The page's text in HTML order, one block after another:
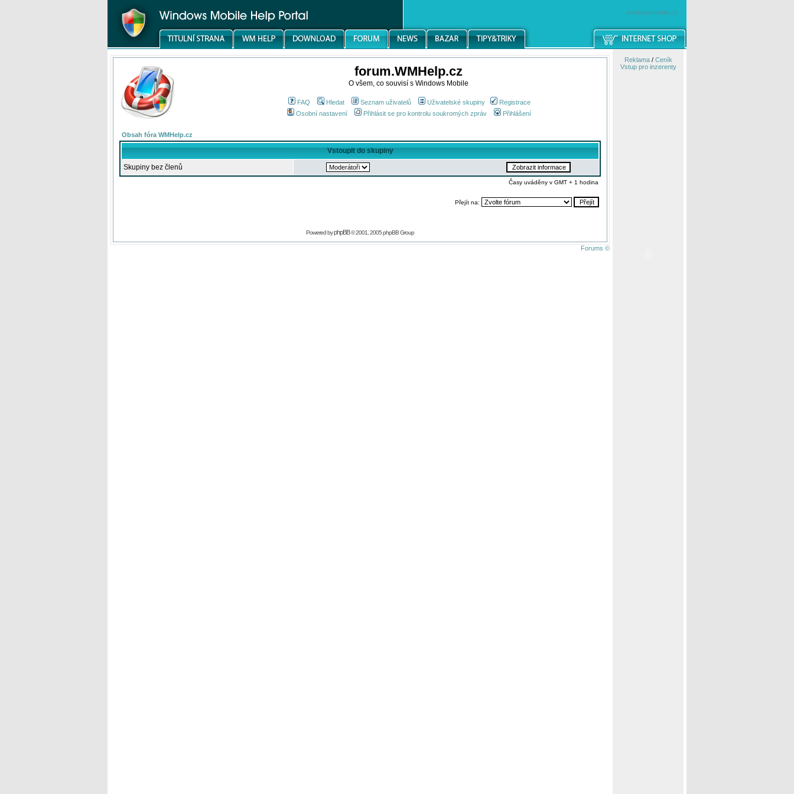
windowsmobile.cz
forum.WMHelp.cz
O všem, co souvisí s Windows Mobile
FAQ Hledat Seznam uživatelů Uživatelské skupiny
Registrace
Osobní nastavení
Přihlásit se pro kontrolu soukromých zpráv Přihlášení
Obsah fóra WMHelp.cz
Vstoupit do skupiny
Skupiny bez členů
Časy uváděny v GMT + 1 hodina
Přejít na:
Powered byphpBB© 2001, 2005 phpBB Group
Forums ©
Reklama/ Ceník
Vstup pro inzerenty